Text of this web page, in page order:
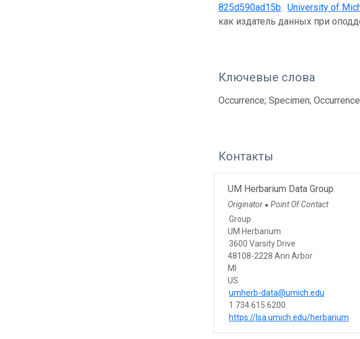
825d590ad15b.University of
как издатель данных при
Ключевые слова
Occurrence; Specimen; Occurrence
Контакты
UM Herbarium Data Group
Originator ● Point Of Contact
Group
UM Herbarium
3600 Varsity Drive
48108-2228 Ann Arbor
MI
US
umherb-data@umich.edu
1 734.615.6200
https://lsa.umich.edu/herbarium